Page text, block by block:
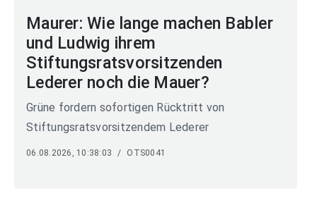
Maurer: Wie lange machen Babler
und Ludwig ihrem
Stiftungsratsvorsitzenden
Lederer noch die Mauer?
Grüne fordern sofortigen Rücktritt von
Stiftungsratsvorsitzendem Lederer
06.08.2026, 10:38:03 / OTS0041